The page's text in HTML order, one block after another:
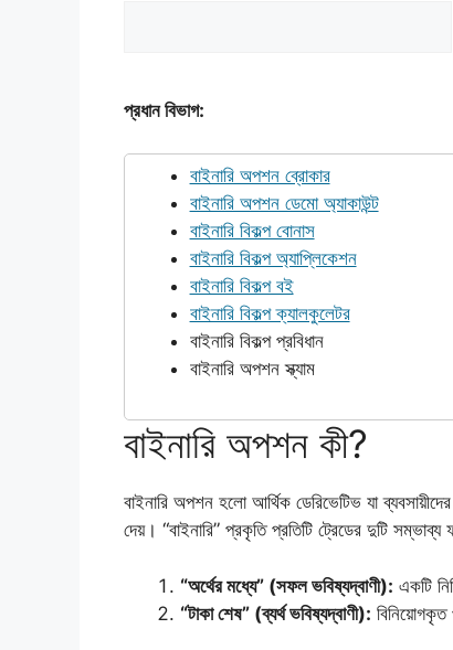
প্রধান বিভাগ:
বাইনারি অপশন ব্রোকার
বাইনারি অপশন ডেমো অ্যাকাউন্ট
বাইনারি বিকল্প বোনাস
বাইনারি বিকল্প অ্যাপ্লিকেশন
বাইনারি বিকল্প বই
বাইনারি বিকল্প ক্যালকুলেটর
বাইনারি বিকল্প প্রবিধান
বাইনারি অপশন স্ক্যাম
বাইনারি অপশন কী?
বাইনারি অপশন হলো আর্থিক ডেরিভেটিভ যা
দেয়। “বাইনারি” প্রকৃতি প্রতিটি ট্রেডের দুটি
“অর্থের মধ্যে” (সফল ভবিষ্যদ্বাণী): একটি
“টাকা শেষ” (ব্যর্থ ভবিষ্যদ্বাণী): বিনিয়োগকৃত